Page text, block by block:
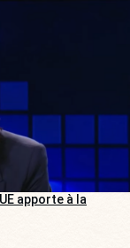
apporte à la